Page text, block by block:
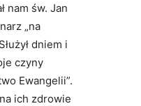
nam św. Jan
„na
dniem i
czyny
Ewangelii”.
ich zdrowie